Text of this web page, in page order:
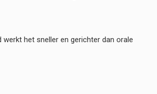
het sneller en gerichter dan orale